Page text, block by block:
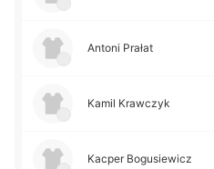
Antoni Prałat
Kamil Krawczyk
Kacper Bogusiewicz